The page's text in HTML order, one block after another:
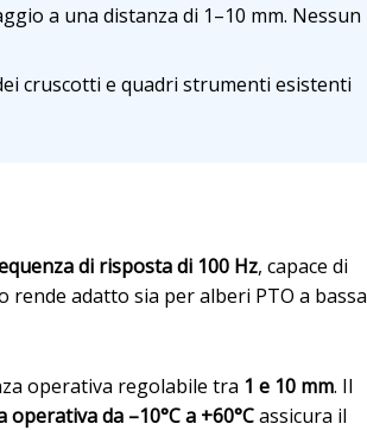
a una distanza di 1–10 mm. Nessun
cruscotti e quadri strumenti esistenti
di risposta di 100 Hz, capace di
rende adatto sia per alberi PTO a bassa
operativa regolabile tra 1 e 10 mm. Il
da –10°C a +60°Cassicura il